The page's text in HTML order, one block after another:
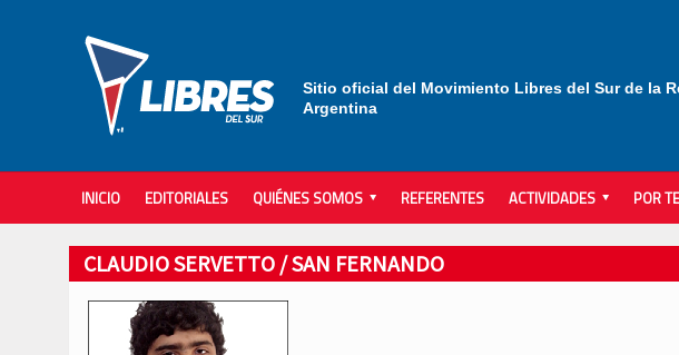
Sitio oficial del Movimiento Libres del Sur de la
Argentina
INICIO EDITORIALES QUIÉNES SOMOS REFERENTES ACTIVIDADES POR
CLAUDIO SERVETTO / SAN FERNANDO